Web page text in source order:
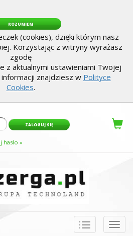
ROZUMIEM
(cookies), dzięki którym nasz
Korzystając z witryny wyrażasz
zgodę
z aktualnymi ustawieniami Twojej
znajdziesz w Polityce
Cookies.
»
Toggle